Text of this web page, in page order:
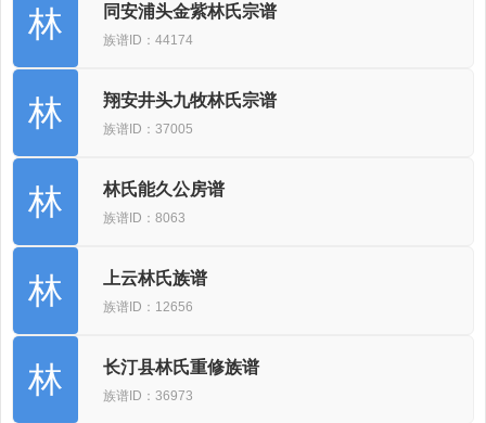
林 同安浦头金紫林氏宗谱
族谱ID：44174
林 翔安井头九牧林氏宗谱
族谱ID：37005
林 林氏能久公房谱
族谱ID：8063
林 上云林氏族谱
族谱ID：12656
林 长汀县林氏重修族谱
族谱ID：36973